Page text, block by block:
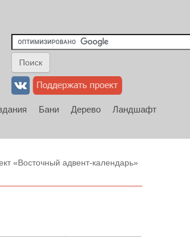
Бани Дерево
Ландшафт
«Восточный адвент-календарь»